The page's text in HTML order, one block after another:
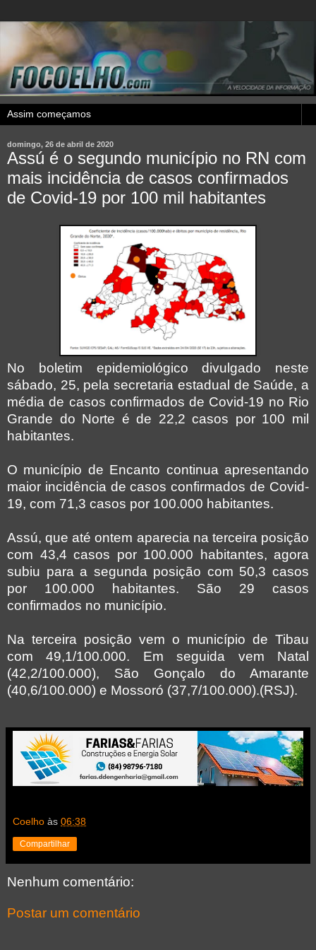
domingo, 26 de abril de 2020
Assú é o segundo município no RN com
mais incidência de casos confirmados
de Covid-19 por 100 mil habitantes
No boletim epidemiológico divulgado neste
sábado, 25, pela secretaria estadual de Saúde, a
média de casos confirmados de Covid-19 no Rio
Grande do Norte é de 22,2 casos por 100 mil
habitantes.
O município de Encanto continua apresentando
maior incidência de casos confirmados de Covid-
19, com 71,3 casos por 100.000 habitantes.
Assú, que até ontem aparecia na terceira posição
com 43,4 casos por 100.000 habitantes, agora
subiu para a segunda posição com 50,3 casos
por 100.000 habitantes. São 29 casos
confirmados no município.
Na terceira posição vem o município de Tibau
com 49,1/100.000. Em seguida vem Natal
(42,2/100.000), São Gonçalo do Amarante
(40,6/100.000) e Mossoró (37,7/100.000).(RSJ).
Coelho às 06:38
Compartilhar
Nenhum comentário:
Postar um comentário